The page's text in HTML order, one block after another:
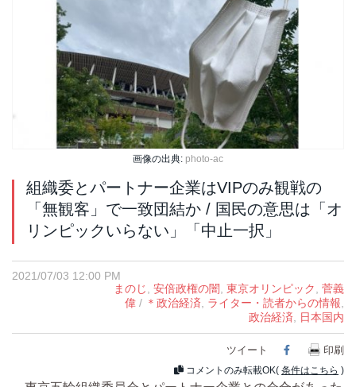
画像の出典: photo-ac
組織委とパートナー企業はVIPのみ観戦の
「無観客」で一致団結か / 国民の意思は「オ
リンピックいらない」「中止一択」
2021/07/03 12:00 PM
まのじ
安倍政権の闇 東京オリンピック
菅義
偉 / ＊政治経済 ライター・読者からの情報
政治経済
日本国内
ツイート Facebook
印刷
コメントのみ転載OK( 条件はこちら )